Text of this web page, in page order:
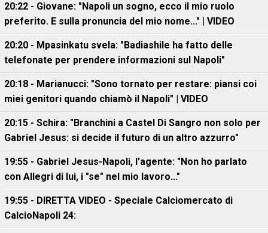
20:22 - Giovane: "Napoli un sogno, ecco il mio ruolo
preferito. E sulla pronuncia del mio nome..." | VIDEO
20:20 - Mpasinkatu svela: "Badiashile ha fatto delle
telefonate per prendere informazioni sul Napoli"
20:18 - Marianucci: "Sono tornato per restare: piansi coi
miei genitori quando chiamò il Napoli" | VIDEO
20:15 - Schira: "Branchini a Castel Di Sangro non solo per
Gabriel Jesus: si decide il futuro di un altro azzurro"
19:55 - Gabriel Jesus-Napoli, l'agente: "Non ho parlato
con Allegri di lui, i "se" nel mio lavoro..."
19:55 - DIRETTA VIDEO - Speciale Calciomercato di
CalcioNapoli 24: